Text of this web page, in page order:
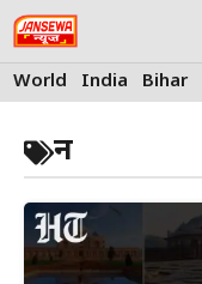
Skip
to
content
World India Bihar
न